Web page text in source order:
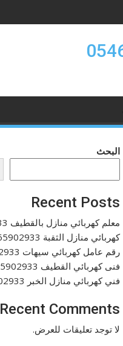
البحث
Recent Posts
معلم كهربائي منازل بالقطيف 0565902933
كهربائي منازل الثقبة 0565902933
رقم عامل كهربائي سيهات 0565902933
فنى كهربائي القطيف 0565902933
فني كهربائي منازل الخبر 0565902933
Recent Comments
لا توجد تعليقات للعرض.